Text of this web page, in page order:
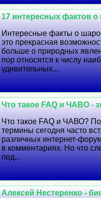
17 интересных фактов
Интересные факты о
это прекрасная
больше о природных
пор относятся к числу
удивительных...
Что такое FAQ и ЧАВО -
Что такое FAQ и ЧАВО?
термины сегодня часто
различных интернет-
в комментариях. Но что
под...
Алексей Нестеренко -